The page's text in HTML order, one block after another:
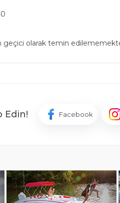
geçici olarak temin
Edin! Facebook